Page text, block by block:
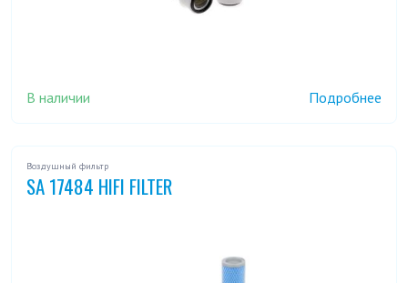
В наличии Подробнее
Воздушный фильтр
SA 17484 HIFI FILTER